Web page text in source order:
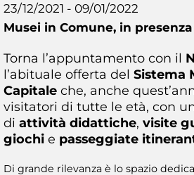
23/12/2021 - 09/01/2022
Musei in Comune, in
Torna l’appuntamento con il
l’abituale offerta del Sistema
Capitale che, anche
visitatori di tutte le età, con
di attività didattiche, visite
giochi e passeggiate
Di grande rilevanza è lo spazio